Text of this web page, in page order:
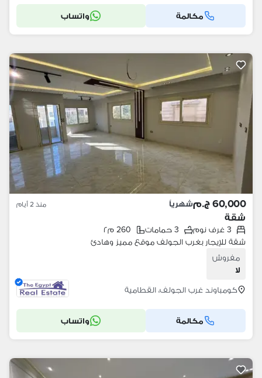
مكالمة واتساب
60,000 ج.م شهرياً منذ 2 أيام
شقة
3 غرف نوم 3 حمامات
260 م٢
شقة للإيجار بغرب الجولف موقع مميز وهادئ
مفروش
لا
كومباوند غرب الجولف، القطامية
مكالمة واتساب